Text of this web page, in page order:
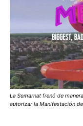
La Semarnat frenó de
autorizar la Manifestación